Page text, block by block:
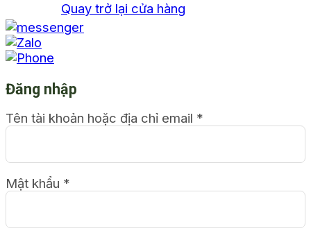
Quay trở lại cửa hàng
Đăng nhập
Tên tài khoản hoặc địa chỉ email *
Mật khẩu *